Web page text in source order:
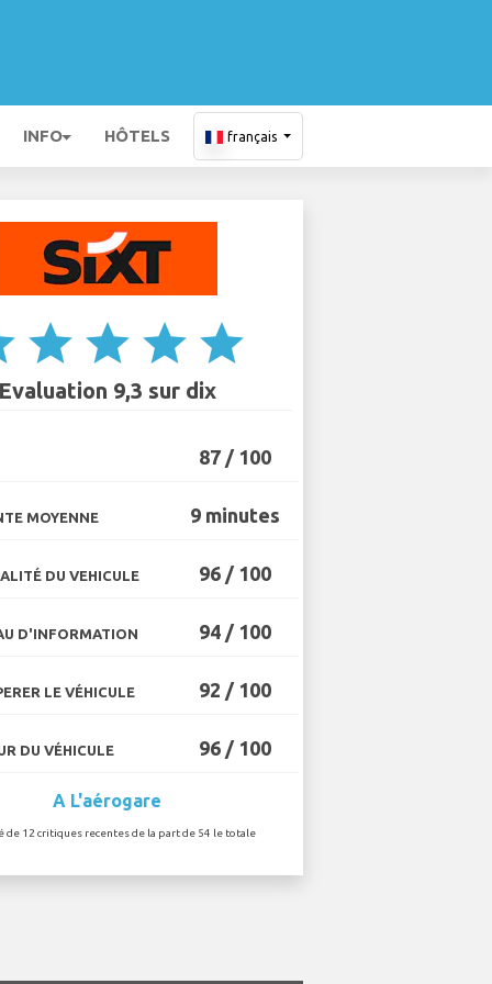
INFO HÔTELS français
star star star star
Evaluation 9,3 sur dix
87 / 100
MOYENNE 9 minutes
DU VEHICULE 96 / 100
D'INFORMATION 94 / 100
LE VÉHICULE 92 / 100
DU VÉHICULE 96 / 100
A L'aérogare
de 12 critiques recentes de la part de 54 le totale